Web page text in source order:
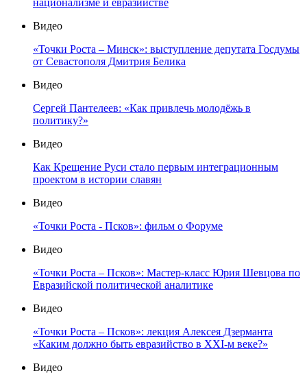
национализме и евразийстве
Видео
«Точки Роста – Минск»: выступление депутата Госдумы
от Севастополя Дмитрия Белика
Видео
Сергей Пантелеев: «Как привлечь молодёжь в
политику?»
Видео
Как Крещение Руси стало первым интеграционным
проектом в истории славян
Видео
«Точки Роста - Псков»: фильм о Форуме
Видео
«Точки Роста – Псков»: Мастер-класс Юрия Шевцова по
Евразийской политической аналитике
Видео
«Точки Роста – Псков»: лекция Алексея Дзерманта
«Каким должно быть евразийство в XXI-м веке?»
Видео